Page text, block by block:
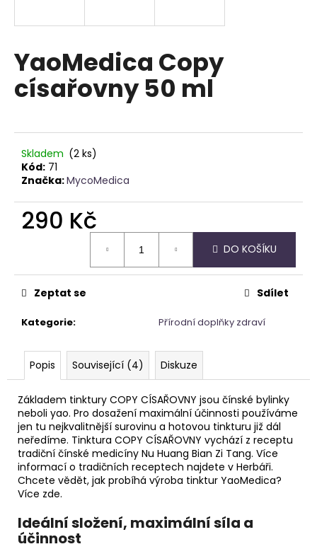
YaoMedica Copy
císařovny 50 ml
Skladem (2 ks)
Kód: 71
Značka:MycoMedica
290 Kč
DO KOŠÍKU
Kategorie: Přírodní doplňky zdraví
Zeptat se Sdílet
Popis Související (4) Diskuze
Základem tinktury COPY CÍSAŘOVNY jsou čínské bylinky
neboli yao. Pro dosažení maximální účinnosti používáme
jen tu nejkvalitnější surovinu a hotovou tinkturu již dál
neředíme. Tinktura COPY CÍSAŘOVNY vychází z receptu
tradiční čínské medicíny Nu Huang Bian Zi Tang. Více
informací o tradičních receptech najdete v Herbáři.
Chcete vědět, jak probíhá výroba tinktur YaoMedica?
Více zde.
Ideální složení, maximální síla a
účinnost
í
t
?
D
o
č
m
e
APATIT
SRDCE
695
Kč